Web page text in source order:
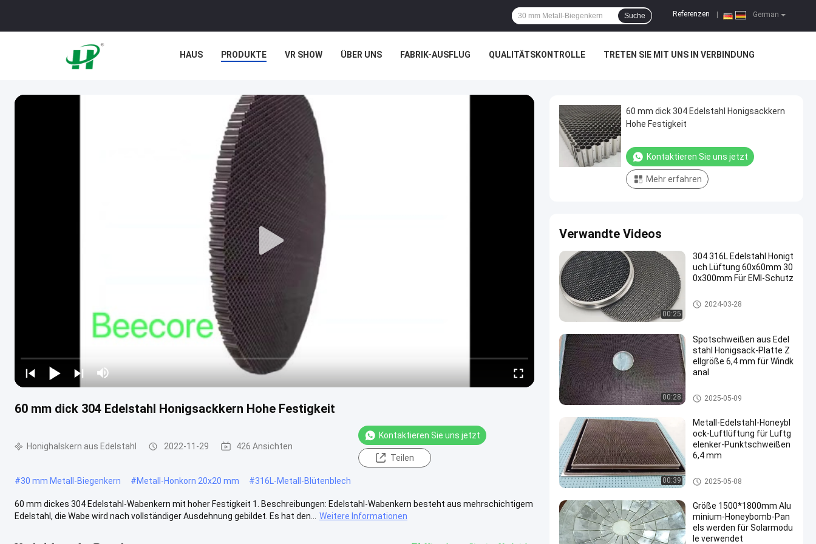
German
Referenzen
Suche
HAUS PRODUKTE VR SHOW ÜBER UNS FABRIK-AUSFLUG QUALITÄTSKONTROLLE TRETEN SIE MIT UNS IN VERBINDUNG
60 mm dick 304 Edelstahl Honigsackkern Hohe Festigkeit
Honighalskern aus Edelstahl 2022-11-29 426 Ansichten
Kontaktieren Sie uns jetzt
Teilen
#30 mm Metall-Biegenkern #Metall-Honkorn 20x20 mm #316L-Metall-Blütenblech
60 mm dickes 304 Edelstahl-Wabenkern mit hoher Festigkeit 1. Beschreibungen: Edelstahl-Wabenkern besteht aus mehrschichtigem
Edelstahl, die Wabe wird nach vollständiger Ausdehnung gebildet. Es hat den...
Weitere Informationen
60 mm dick 304 Edelstahl Honigsackkern
Hohe Festigkeit
Kontaktieren Sie uns jetzt
Mehr erfahren
Verwandte Videos
00:25
304 316L Edelstahl Honigt
uch Lüftung 60x60mm 30
0x300mm Für EMI-Schutz
Honighalskern aus Edelstahl
2024-03-28
00:28
Spotschweißen aus Edel
stahl Honigsack-Platte Z
ellgröße 6,4 mm für Windk
anal
Honighalskern aus Edelstahl
2025-05-09
00:39
Metall-Edelstahl-Honeybl
ock-Luftlüftung für Luftg
elenker-Punktschweißen
6,4 mm
Honighalskern aus Edelstahl
2025-05-08
Größe 1500*1800mm Alu
minium-Honeybomb-Pan
els werden für Solarmodu
le verwendet